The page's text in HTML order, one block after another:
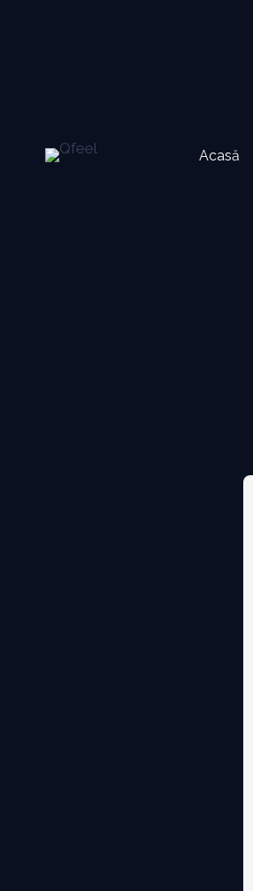
Acasă